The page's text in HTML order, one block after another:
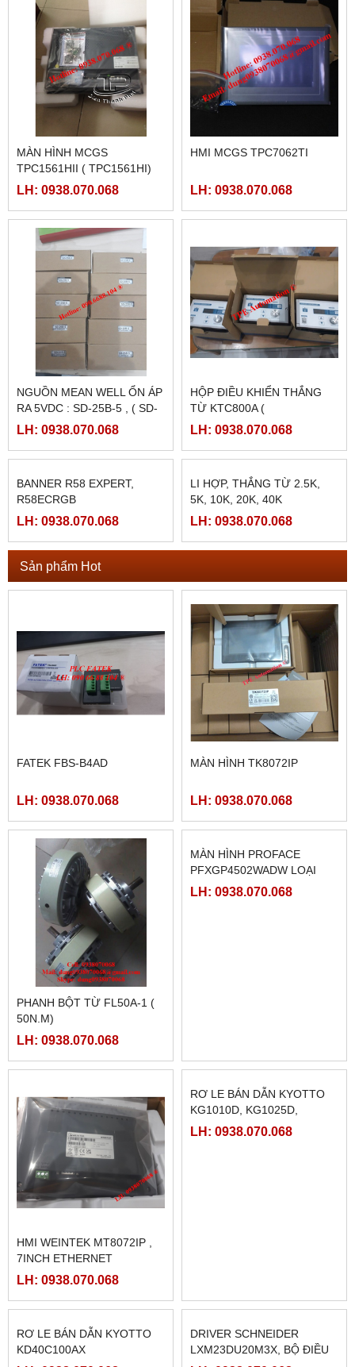
MÀN HÌNH MCGS
TPC1561HII ( TPC1561HI)
LH: 0938.070.068
HMI MCGS TPC7062TI
LH: 0938.070.068
NGUỒN MEAN WELL ỔN ÁP
RA 5VDC : SD-25B-5 , ( SD-
25B-12, SD-25B-24)
LH: 0938.070.068
HỘP ĐIỀU KHIỂN THẮNG
TỪ KTC800A (
24VDC/4AMPE)
LH: 0938.070.068
BANNER R58 EXPERT,
R58ECRGB
LH: 0938.070.068
LI HỢP, THẮNG TỪ 2.5K,
5K, 10K, 20K, 40K
LH: 0938.070.068
Sản phẩm Hot
FATEK FBS-B4AD
LH: 0938.070.068
PHANH BỘT TỪ FL50A-1 (
50N.M)
LH: 0938.070.068